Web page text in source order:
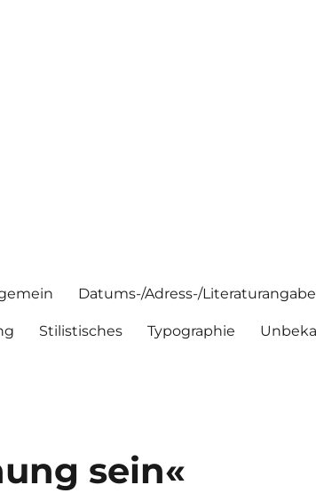
Datums-/Adress-/
Stilistisches Typographie
sein«